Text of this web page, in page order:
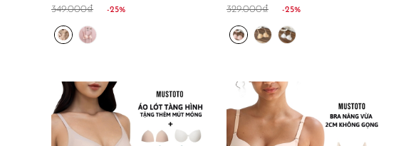
349.000₫ -25% 329.000₫ -25%